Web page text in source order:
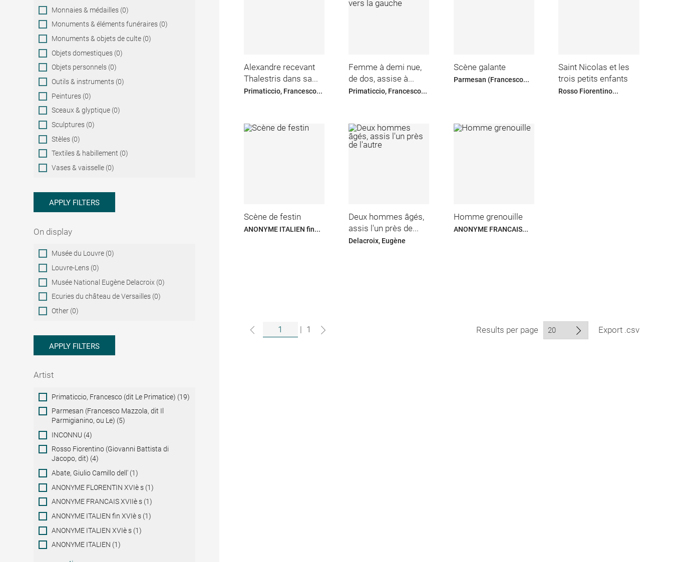
Monnaies & médailles (0)
Monuments & éléments funéraires (0)
Monuments & objets de culte (0)
Objets domestiques (0)
Objets personnels (0)
Outils & instruments (0)
Peintures (0)
Sceaux & glyptique (0)
Sculptures (0)
Stèles (0)
Textiles & habillement (0)
Vases & vaisselle (0)
APPLY FILTERS
On display
On
display
Musée du Louvre (0)
Louvre-Lens (0)
Musée National Eugène Delacroix (0)
Ecuries du château de Versailles (0)
Other (0)
APPLY FILTERS
Artist
ArtistPrimaticcio, Francesco (dit Le Primatice) (19)
Parmesan (Francesco Mazzola, dit Il
Parmigianino, ou Le) (5)
INCONNU (4)
Rosso Fiorentino (Giovanni Battista di
Jacopo, dit) (4)
Abate, Giulio Camillo dell' (1)
ANONYME FLORENTIN XVIè s (1)
ANONYME FRANCAIS XVIIè s (1)
ANONYME ITALIEN fin XVIè s (1)
ANONYME ITALIEN XVIè s (1)
ANONYME ITALIEN (1)
Alexandre recevant
Thalestris dans sa...
Primaticcio, Francesco...
Femme à demi nue,
de dos, assise à...
Primaticcio, Francesco...
Scène galante
Parmesan (Francesco...
Saint Nicolas et les
trois petits enfants
Rosso Fiorentino...
Scène de festin
ANONYME ITALIEN fin...
Deux hommes âgés,
assis l'un près de...
Delacroix, Eugène
Homme grenouille
ANONYME FRANCAIS...
| 1 Results per page Export .csv